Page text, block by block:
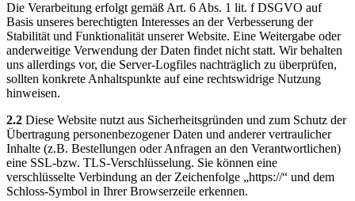
Die Verarbeitung erfolgt gemäß Art. 6 Abs. 1 lit. f DSGVO auf
Basis unseres berechtigten Interesses an der Verbesserung der
Stabilität und Funktionalität unserer Website. Eine Weitergabe oder
anderweitige Verwendung der Daten findet nicht statt. Wir behalten
uns allerdings vor, die Server-Logfiles nachträglich zu überprüfen,
sollten konkrete Anhaltspunkte auf eine rechtswidrige Nutzung
hinweisen.
2.2 Diese Website nutzt aus Sicherheitsgründen und zum Schutz der
Übertragung personenbezogener Daten und anderer vertraulicher
Inhalte (z.B. Bestellungen oder Anfragen an den Verantwortlichen)
eine SSL-bzw. TLS-Verschlüsselung. Sie können eine
verschlüsselte Verbindung an der Zeichenfolge „https://“ und dem
Schloss-Symbol in Ihrer Browserzeile erkennen.